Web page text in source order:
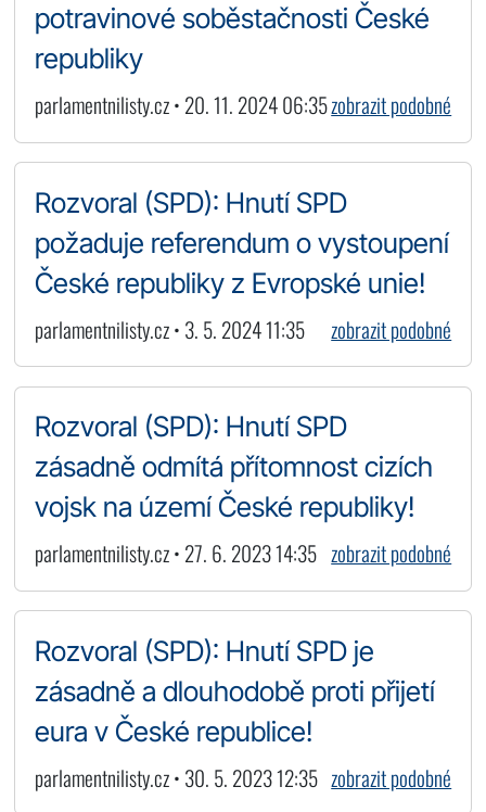
potravinové soběstačnosti České
republiky
parlamentnilisty.cz • 20. 11. 2024 06:35zobrazit podobné
Rozvoral (SPD): Hnutí SPD
požaduje referendum o vystoupení
České republiky z Evropské unie!
parlamentnilisty.cz • 3. 5. 2024 11:35 zobrazit podobné
Rozvoral (SPD): Hnutí SPD
zásadně odmítá přítomnost cizích
vojsk na území České republiky!
parlamentnilisty.cz • 27. 6. 2023 14:35 zobrazit podobné
Rozvoral (SPD): Hnutí SPD je
zásadně a dlouhodobě proti přijetí
eura v České republice!
parlamentnilisty.cz • 30. 5. 2023 12:35 zobrazit podobné